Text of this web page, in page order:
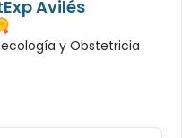
Avilés
y Obstetricia